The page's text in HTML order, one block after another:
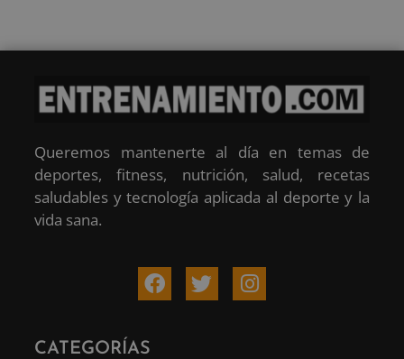
Queremos mantenerte al día en temas de
deportes, fitness, nutrición, salud, recetas
saludables y tecnología aplicada al deporte y la
vida sana.
CATEGORÍAS